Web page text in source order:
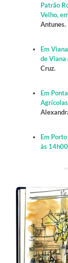
Patrão
Velho,
Antunes.
Em
de Viana
Cruz.
Em
Em
às 14h00